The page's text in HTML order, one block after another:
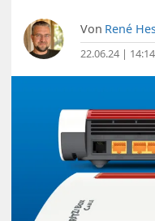
Von René
22.06.24 |